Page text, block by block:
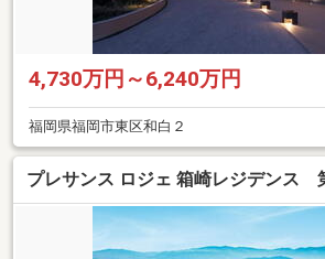
4,730万円～6,240万円
福岡県福岡市東区和白２
プレサンス ロジェ 箱崎レジデンス